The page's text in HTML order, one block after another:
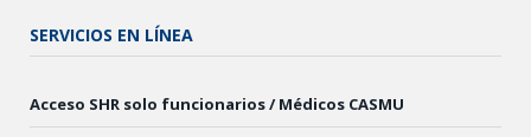
SERVICIOS EN LÍNEA
Acceso SHR solo funcionarios / Médicos CASMU